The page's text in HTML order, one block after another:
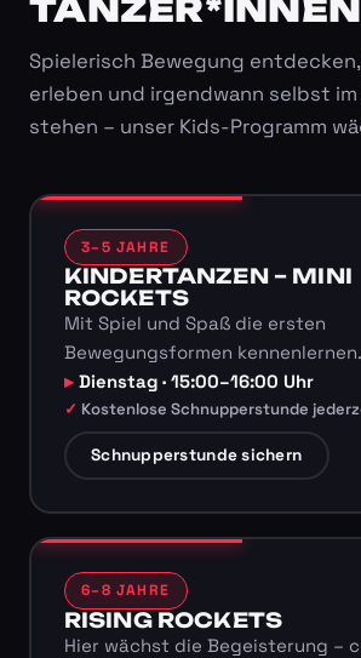
ÄNZER*INNEN
Spielerisch Bewegung
erleben und irgendwann selbst
stehen – unser Kids-Programm
3–5 JAHRE
KINDERTANZEN – MINI
ROCKETS
Mit Spiel und Spaß die ersten
Bewegungsformen kennenlernen.
Dienstag · 15:00–16:00 Uhr
Kostenlose Schnupperstunde
Schnupperstunde sichern
6–8 JAHRE
RISING ROCKETS
Hier wächst die Begeisterung –